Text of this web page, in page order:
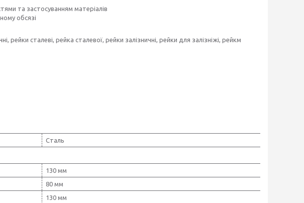
та застосуванням матеріалів
обсязі
рейки сталеві, рейка сталевої, рейки залізничні, рейки для залізніжі, рейкм
Сталь
130 мм
80 мм
130 мм